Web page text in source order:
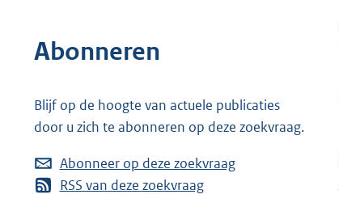
Abonneren
Blijf op de hoogte van actuele publicaties
door u zich te abonneren op deze zoekvraag.
Abonneer op deze zoekvraag
RSS van deze zoekvraag